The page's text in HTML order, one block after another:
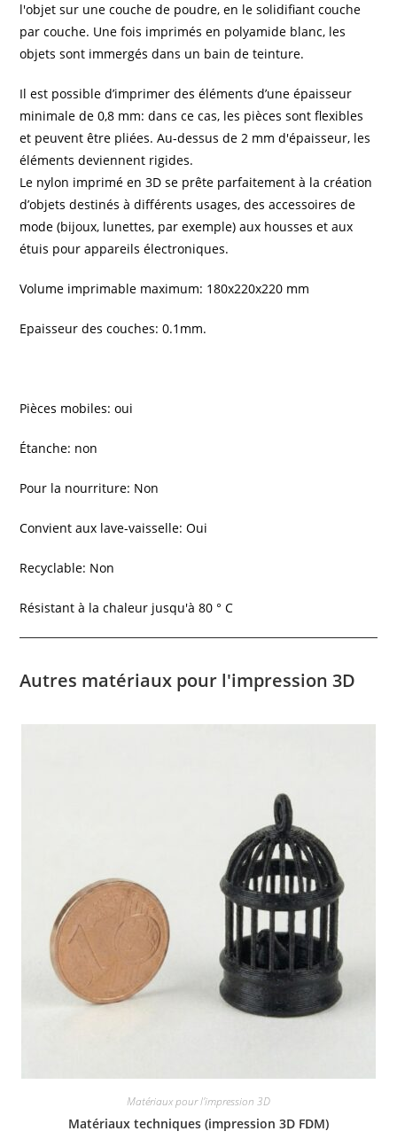
l'objet sur une couche de poudre, en le solidifiant couche
par couche. Une fois imprimés en polyamide blanc, les
objets sont immergés dans un bain de teinture.
Il est possible d’imprimer des éléments d’une épaisseur
minimale de 0,8 mm: dans ce cas, les pièces sont flexibles
et peuvent être pliées. Au-dessus de 2 mm d'épaisseur, les
éléments deviennent rigides.
Le nylon imprimé en 3D se prête parfaitement à la création
d’objets destinés à différents usages, des accessoires de
mode (bijoux, lunettes, par exemple) aux housses et aux
étuis pour appareils électroniques.
Volume imprimable maximum: 180x220x220 mm
Epaisseur des couches: 0.1mm.
Pièces mobiles: oui
Étanche: non
Pour la nourriture: Non
Convient aux lave-vaisselle: Oui
Recyclable: Non
Résistant à la chaleur jusqu'à 80 ° C
Autres matériaux pour l'impression 3D
Matériaux pour l'impression 3D
Matériaux techniques (impression 3D FDM)